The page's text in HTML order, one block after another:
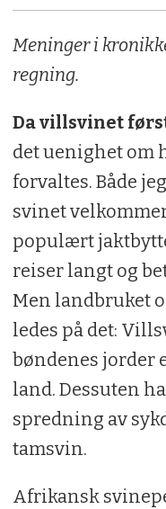
Meninger i
regning.
Da villsvinet
det uenighet om
forvaltes. Både
svinet
populært
reiser langt og
Men landbruket
ledes på det:
bøndenes jorder
land. Dessuten
spredning av
tamsvin.
Afrikansk